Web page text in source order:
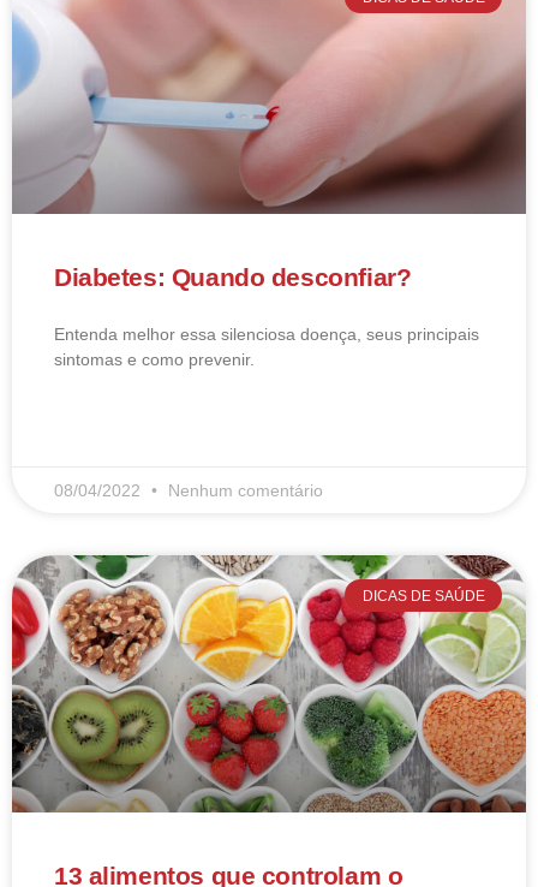
Diabetes: Quando desconfiar?
Entenda melhor essa silenciosa doença, seus principais
sintomas e como prevenir.
08/04/2022 Nenhum comentário
DICAS DE SAÚDE
13 alimentos que controlam o